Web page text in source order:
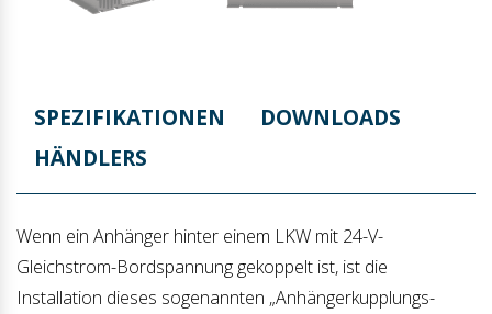
SPEZIFIKATIONEN
DOWNLOADS
HÄNDLERS
Wenn ein Anhänger hinter einem LKW mit 24-V-
Gleichstrom-Bordspannung gekoppelt ist, ist die
Installation dieses sogenannten „Anhängerkupplungs-